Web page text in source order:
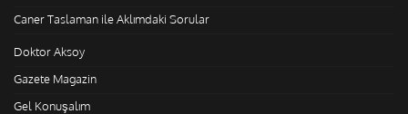
Caner Taslaman ile Aklımdaki Sorular
Doktor Aksoy
Gazete Magazin
Gel Konuşalım